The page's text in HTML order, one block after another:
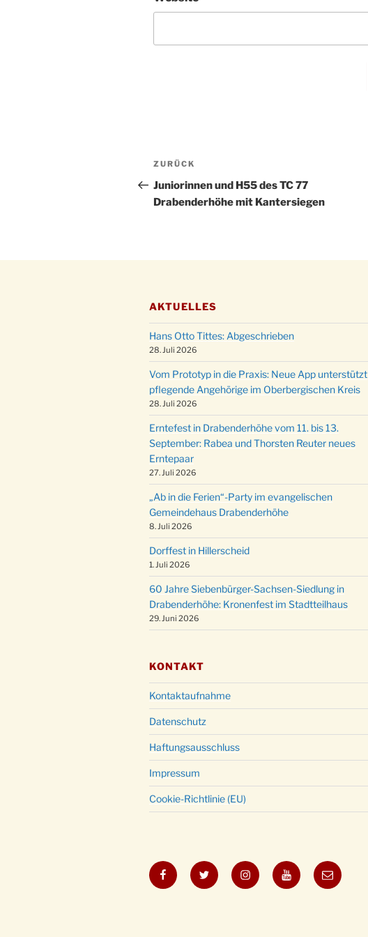
Beitragsnavigation
Vorheriger
Beitrag
ZURÜCK
Juniorinnen und H55 des TC 77
Drabenderhöhe mit Kantersiegen
AKTUELLES
Hans Otto Tittes: Abgeschrieben
28. Juli 2026
Vom Prototyp in die Praxis: Neue App unterstützt
pflegende Angehörige im Oberbergischen Kreis
28. Juli 2026
Erntefest in Drabenderhöhe vom 11. bis 13.
September: Rabea und Thorsten Reuter neues
Erntepaar
27. Juli 2026
„Ab in die Ferien“-Party im evangelischen
Gemeindehaus Drabenderhöhe
8. Juli 2026
Dorffest in Hillerscheid
1. Juli 2026
60 Jahre Siebenbürger-Sachsen-Siedlung in
Drabenderhöhe: Kronenfest im Stadtteilhaus
29. Juni 2026
KONTAKT
Kontaktaufnahme
Datenschutz
Haftungsausschluss
Impressum
Cookie-Richtlinie (EU)
FacebookTwitter InstagramYouTubeE-
Mail